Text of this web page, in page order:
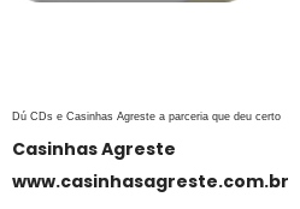
Dú CDs e Casinhas Agreste a parceria que deu certo
Casinhas Agreste
www.casinhasagreste.com.br